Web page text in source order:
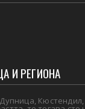
И РЕГИОНА